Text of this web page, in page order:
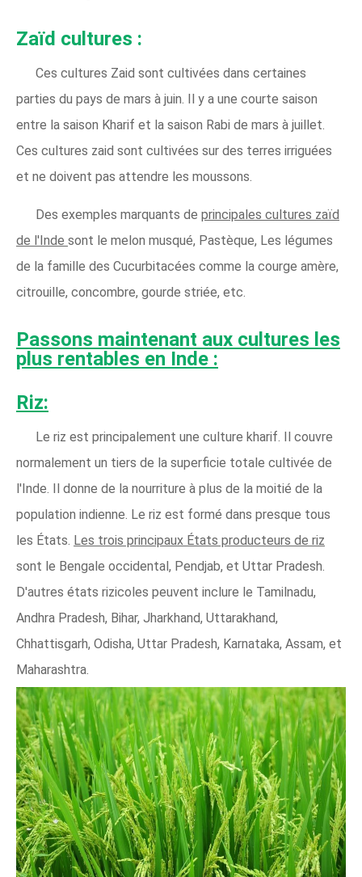
Zaïd cultures :
Ces cultures Zaid sont cultivées dans certaines
parties du pays de mars à juin. Il y a une courte saison
entre la saison Kharif et la saison Rabi de mars à juillet.
Ces cultures zaid sont cultivées sur des terres irriguées
et ne doivent pas attendre les moussons.
Des exemples marquants de principales cultures zaïd
de l'Inde sont le melon musqué, Pastèque, Les légumes
de la famille des Cucurbitacées comme la courge amère,
citrouille, concombre, gourde striée, etc.
Passons maintenant aux cultures les
plus rentables en Inde :
Riz:
Le riz est principalement une culture kharif. Il couvre
normalement un tiers de la superficie totale cultivée de
l'Inde. Il donne de la nourriture à plus de la moitié de la
population indienne. Le riz est formé dans presque tous
les États. Les trois principaux États producteurs de riz
sont le Bengale occidental, Pendjab, et Uttar Pradesh.
D'autres états rizicoles peuvent inclure le Tamilnadu,
Andhra Pradesh, Bihar, Jharkhand, Uttarakhand,
Chhattisgarh, Odisha, Uttar Pradesh, Karnataka, Assam, et
Maharashtra.